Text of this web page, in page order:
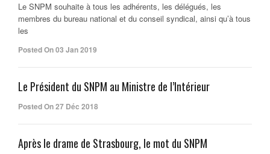
Le SNPM souhaite à tous les adhérents, les délégués, les
membres du bureau national et du conseil syndical, ainsi qu’à tous
les
Posted On 03 Jan 2019
Le Président du SNPM au Ministre de l’Intérieur
Posted On 27 Déc 2018
Après le drame de Strasbourg, le mot du SNPM